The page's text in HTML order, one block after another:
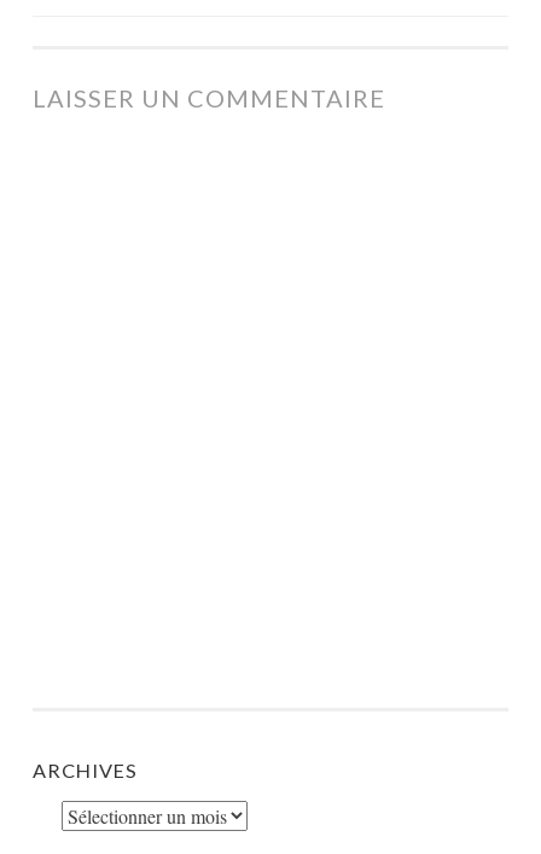
ARTICLES
LAISSER UN COMMENTAIRE
ARCHIVES
Archives